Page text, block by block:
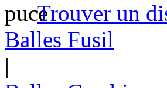
Trouver un
Balles Fusil
|